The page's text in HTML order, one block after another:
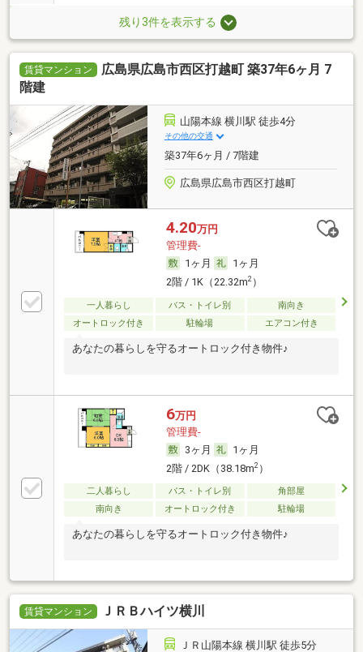
残り3件を表示する
賃貸マンション
広島県広島市西区打越町 築37年6ヶ月 7
階建
山陽本線 横川駅 徒歩4分
その他の交通
築37年6ヶ月 / 7階建
広島県広島市西区打越町
4.20万円
管理費-
1ヶ月
1ヶ月
2階 / 1K（22.32m2）
一人暮らし バス・トイレ別
南向き
オートロック付き
駐輪場 エアコン付き
あなたの暮らしを守るオートロック付き物件♪
6万円
管理費-
3ヶ月
1ヶ月
2階 / 2DK（38.18m2）
二人暮らし バス・トイレ別
角部屋
南向き
オートロック付き 駐輪場
あなたの暮らしを守るオートロック付き物件♪
賃貸マンション ＪＲＢハイツ横川
ＪＲ山陽本線 横川駅 徒歩5分